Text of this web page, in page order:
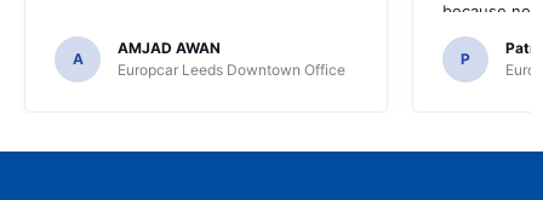
A
AMJAD AWAN
Europcar Leeds Downtown Office
because no
time of
P